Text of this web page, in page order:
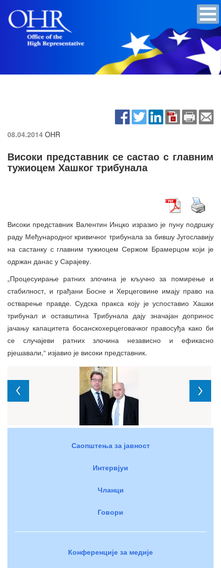
08.04.2014 OHR
Високи представник се састао с главним
тужиоцем Хашког трибунала
Високи представник Валентин Инцко изразио је пуну подршку
раду Међународног кривичног трибунала за бившу Југославију
на састанку с главним тужиоцем Сержом Брамерцом који је
одржан данас у Сарајеву.
„Процесуирање ратних злочина је кључно за помирење и
стабилност, и грађани Босне и Херцеговине имају право на
остварење правде. Судска пракса коју је успоставио Хашки
трибунал и оставштина Трибунала дају значајан допринос
јачању капацитета босанскохерцеговачког правосуђа како би
се случајеви ратних злочина независно и ефикасно
рјешавали,“ изјавио је високи представник.
Саопштења за јавност
Интервјуи
Чланци
Говори
Конференције за медије